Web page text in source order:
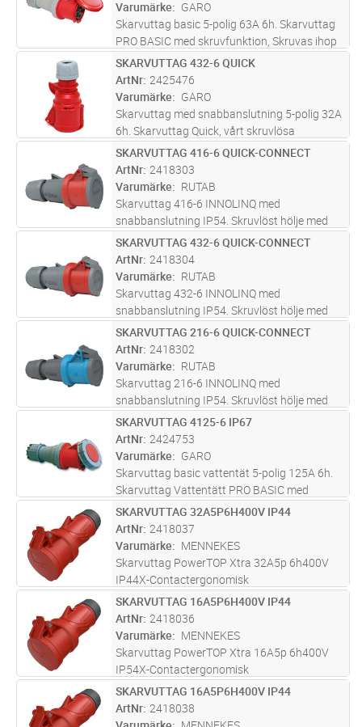
mer
Varumärke
GARO
Skarvuttag basic 5-polig 63A 6h. Skarvuttag
PRO BASIC med skruvfunktion, Skruvas ihop
för att bättre kunna stå emot grus och
smuts.Donen tål även extrem kyla och
kombinationen gör att donen står sig
mer
ST Lägg i kundvagn
SKARVUTTAG 432-6 QUICK
ArtNr 2425476
Varumärke
GARO
Skarvuttag med snabbanslutning 5-polig 32A
6h. Skarvuttag Quick, vårt skruvlösa
sortiment med snabbanslutningar som inte
kräver några verktyg, bara ett enkelt tryck
med tummen.
ST Lägg i kundvagn
SKARVUTTAG 416-6 QUICK-CONNECT
ArtNr 2418303
Varumärke
RUTAB
Skarvuttag 416-6 INNOLINQ med
snabbanslutning IP54. Skruvlöst hölje med
kombinerad kabelinföring och dragavlastning.
Skarvuttaget är helt blyfritt och producerad
med enbart återvinningsbara material.
ST Lägg i kundvagn
SKARVUTTAG 432-6 QUICK-CONNECT
ArtNr 2418304
Varumärke
RUTAB
Skarvuttag 432-6 INNOLINQ med
snabbanslutning IP54. Skruvlöst hölje med
kombinerad kabelinföring och dragavlastning.
Skarvuttaget är helt blyfritt och producerad
med enbart återvinningsbara material.
ST Lägg i kundvagn
SKARVUTTAG 216-6 QUICK-CONNECT
ArtNr 2418302
Varumärke
RUTAB
Skarvuttag 216-6 INNOLINQ med
snabbanslutning IP54. Skruvlöst hölje med
kombinerad kabelinföring och dragavlastning.
Skarvuttaget är helt blyfritt och producerad
med enbart återvinningsbara material.
ST Lägg i kundvagn
SKARVUTTAG 4125-6 IP67
ArtNr 2424753
Varumärke
GARO
Skarvuttag basic vattentät 5-polig 125A 6h.
Skarvuttag Vattentätt PRO BASIC med
skruvfunktion, Skruvas ihop för att bättre
kunna stå emot grus och smuts.Donen tål
även extrem kyla och kombinationen
mer
ST Lägg i kundvagn
SKARVUTTAG 32A5P6H400V IP44
ArtNr 2418037
Varumärke
MENNEKES
Skarvuttag PowerTOP Xtra 32A5p 6h400V
IP44X-Contactergonomisk
HöljeergonomiskSkruvanslutning
ST Lägg i kundvagn
SKARVUTTAG 16A5P6H400V IP44
ArtNr 2418036
Varumärke
MENNEKES
Skarvuttag PowerTOP Xtra 16A5p 6h400V
IP54X-Contactergonomisk
HöljeergonomiskSkruvanslutning
ST Lägg i kundvagn
SKARVUTTAG 16A5P6H400V IP44
ArtNr 2418038